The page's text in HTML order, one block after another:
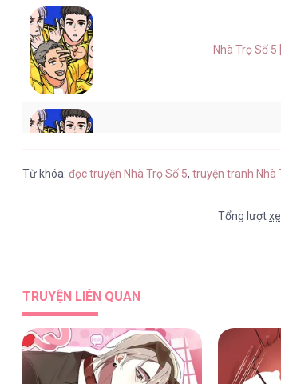
Nhà Trọ Số 5
Nhà Trọ Số
Từ khóa:đọc truyện Nhà Trọ Số 5,truyện tranh Nhà
Tổng lượt
TRUYỆN LIÊN QUAN